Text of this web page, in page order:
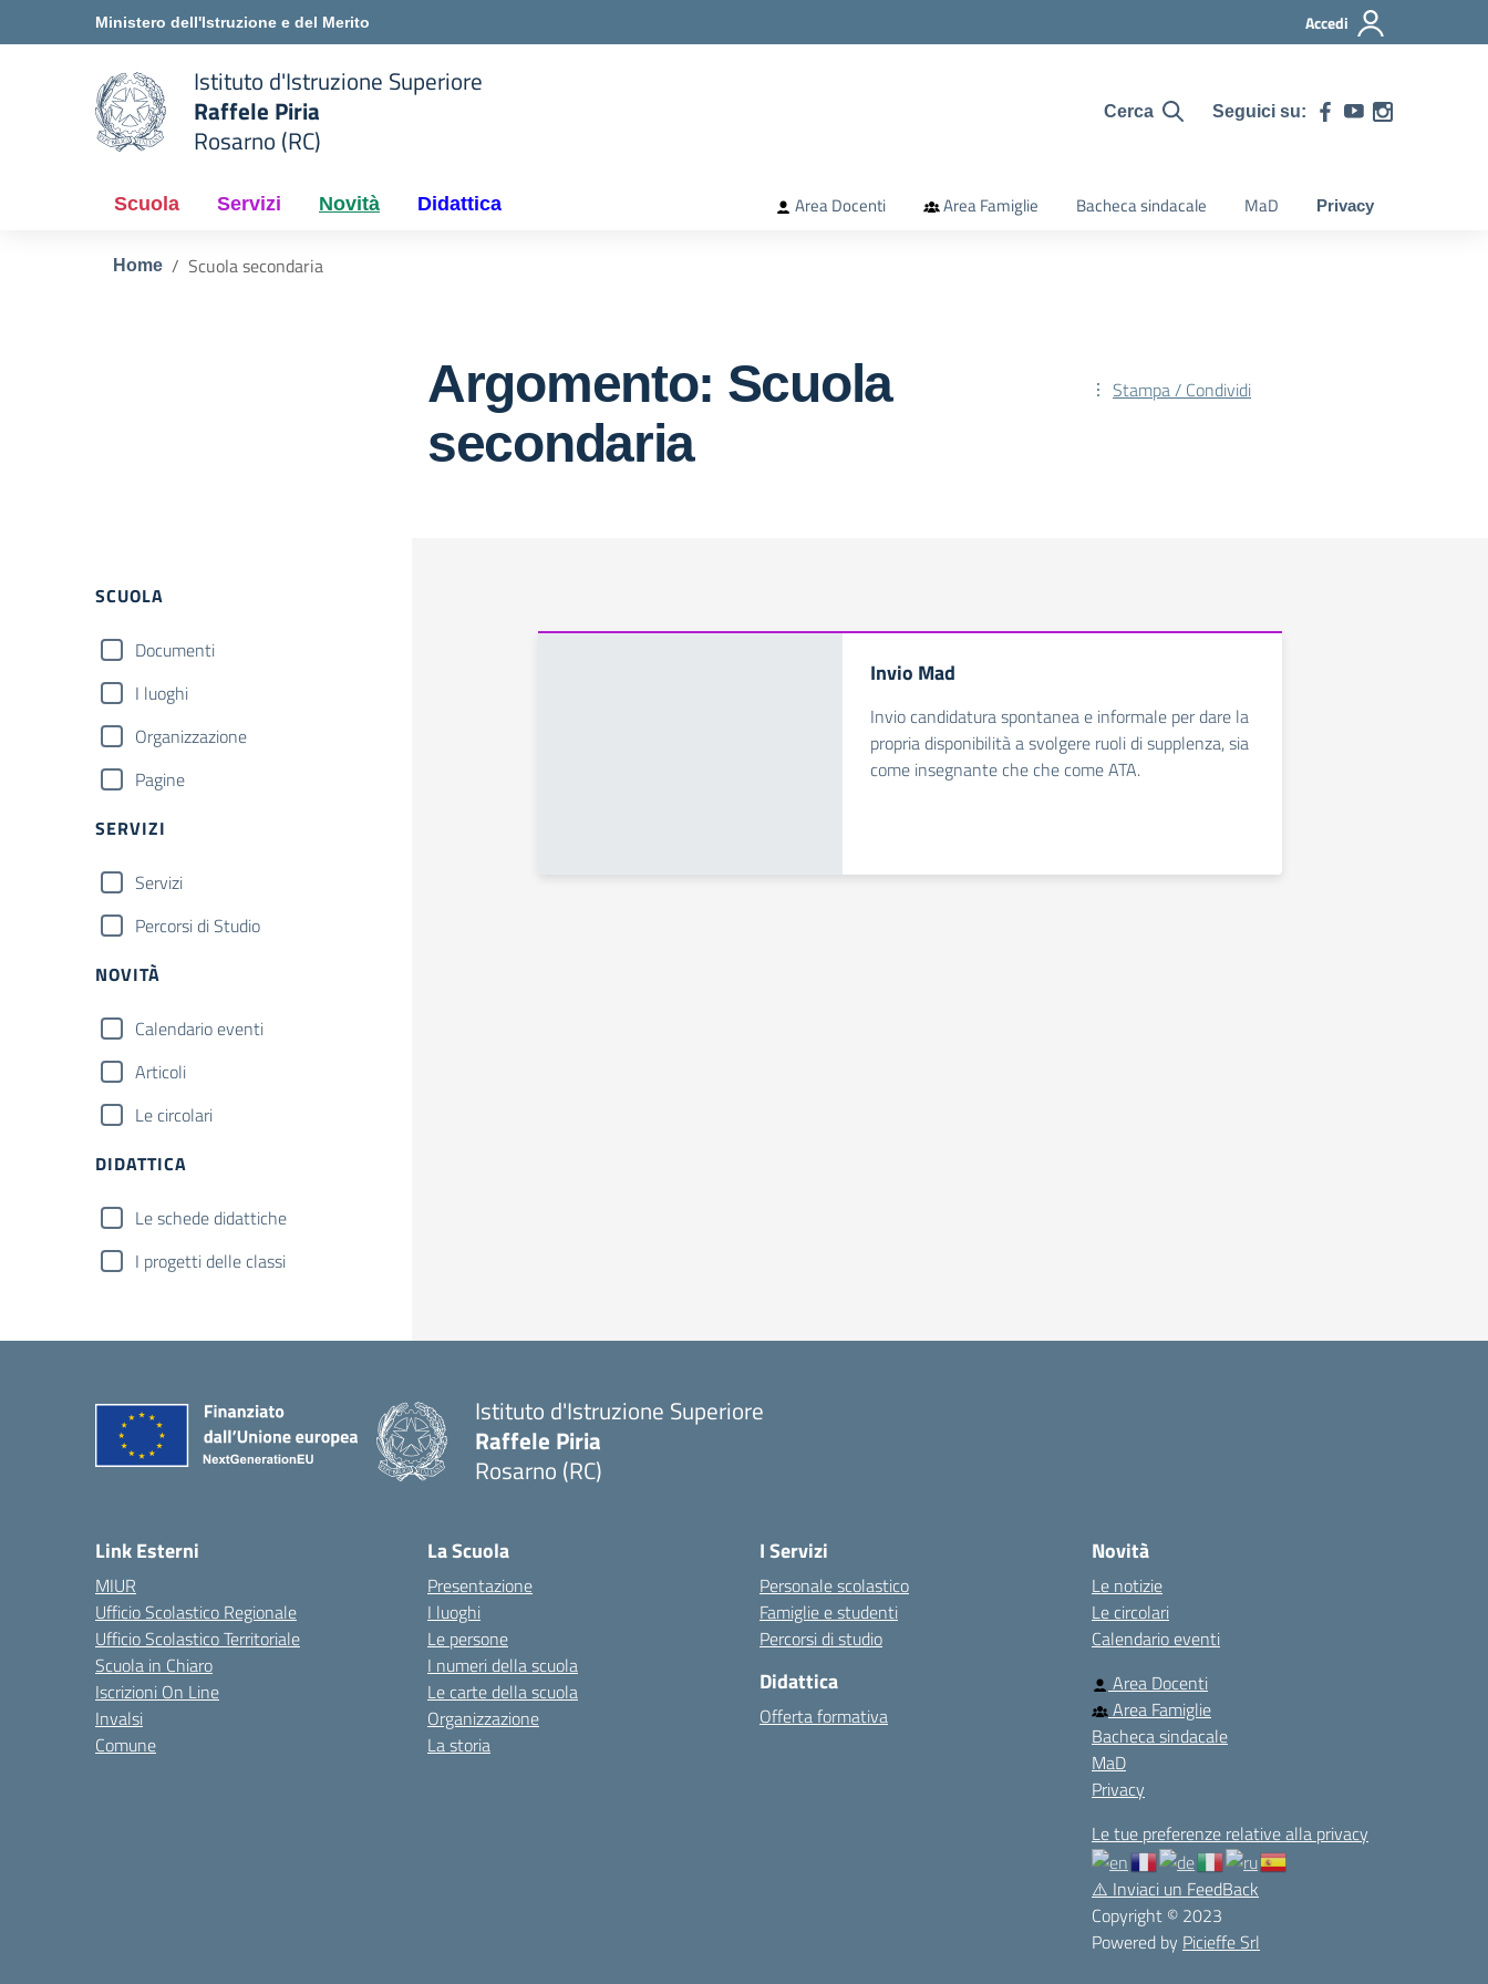
Vai ai contenuti
Vai al menu di navigazioneMinistero dell'Istruzione e del Merito Accedi
scuola
Istituto d'Istruzione Superiore
Raffele Piria
Rosarno (RC)
Cerca Seguici su:
Scuola Servizi Novità Didattica Area Docenti Area Famiglie Bacheca sindacale MaD Privacy
Home Scuola secondaria
Argomento: Scuola
secondaria
Stampa / Condividi
Filtri
SCUOLA
Documenti
I luoghi
Organizzazione
Pagine
SERVIZI
Servizi
Percorsi di Studio
NOVITÀ
Calendario eventi
Articoli
Le circolari
DIDATTICA
Le schede didattiche
I progetti delle classi
Invio Mad
Invio candidatura spontanea e informale per dare la
propria disponibilità a svolgere ruoli di supplenza, sia
come insegnante che che come ATA.
Istituto d'Istruzione Superiore
Raffele Piria
Rosarno (RC)
Link Esterni
MIUR
Ufficio Scolastico Regionale
Ufficio Scolastico Territoriale
Scuola in Chiaro
Iscrizioni On Line
Invalsi
Comune
La Scuola
Presentazione
I luoghi
Le persone
I numeri della scuola
Le carte della scuola
Organizzazione
La storia
I Servizi
Personale scolastico
Famiglie e studenti
Percorsi di studio
Didattica
Offerta formativa
Novità
Le notizie
Le circolari
Calendario eventi
Area Docenti
Area Famiglie
Bacheca sindacale
MaD
Privacy
Le tue preferenze relative alla privacy
⚠️ Inviaci un FeedBack
Copyright © 2023
Powered by Picieffe Srl